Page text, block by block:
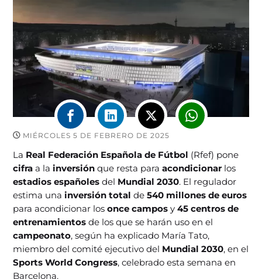
MIÉRCOLES 5 DE FEBRERO DE 2025
La Real Federación Española de Fútbol (Rfef) pone
cifraa lainversiónque resta paraacondicionar los
estadios españolesdel Mundial 2030. El regulador
estima unainversión totalde540 millones de euros
para acondicionar losonce camposy45 centros de
entrenamientosde los que se harán uso en el
campeonato, según ha explicado María Tato,
miembro del comité ejecutivo del Mundial 2030, en el
Sports World Congress, celebrado esta semana en
Barcelona.